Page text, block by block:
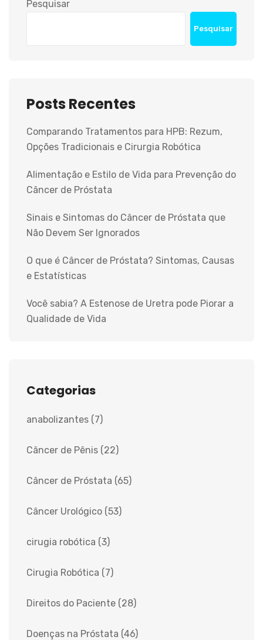
Pesquisar
Pesquisar
Posts Recentes
Comparando Tratamentos para HPB: Rezum,
Opções Tradicionais e Cirurgia Robótica
Alimentação e Estilo de Vida para Prevenção do
Câncer de Próstata
Sinais e Sintomas do Câncer de Próstata que
Não Devem Ser Ignorados
O que é Câncer de Próstata? Sintomas, Causas
e Estatísticas
Você sabia? A Estenose de Uretra pode Piorar a
Qualidade de Vida
Categorias
anabolizantes (7)
Câncer de Pênis (22)
Câncer de Próstata (65)
Câncer Urológico (53)
cirugia robótica (3)
Cirugia Robótica (7)
Direitos do Paciente (28)
Doenças na Próstata (46)